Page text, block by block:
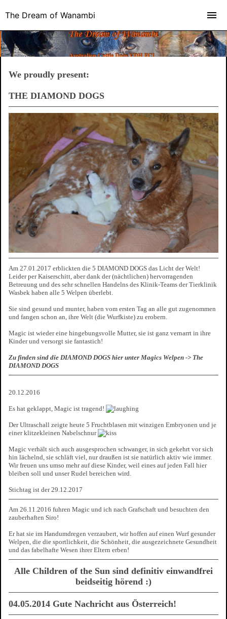
We proudly present:
THE DIAMOND DOGS
Am 27.01.2017 erblickten die 5 DIAMOND DOGS das Licht der Welt!
Leider per Kaiserschitt, aber dank der (nächtlichen) hervorragenden
Betreuung und des sehr schnellen Handelns des Klinik-Teams der Tierklinik
Wasbek haben alle 5 Welpen überlebt.
Sie sind gesund und munter, haben vom ersten Tag an alle gut zugenommen
und fangen schon an, ihre Welt (die Wurfkiste) zu erobern.
Magic ist wieder eine hingebungsvolle Mutter, sie ist ganz vernarrt in ihre
Kinder und versorgt sie fantastich!
Zu finden sind die DIAMOND DOGS hier unter Magics Welpen -> The
DIAMOND DOGS
20.12.2016
Es hat geklappt, Magic ist tragend!
Der Ultraschall zeigte heute 5 Fruchtblasen mit winzigen Embryonen und je
einer klitzekleinen Nabelschnur
Magic verhält sich auch ausgesprochen schwanger, in sich gekehrt vor sich
hin lächelnd, sie schläft viel, nur draußen ist sie natürlich aktiv wie immer.
Wir freuen uns umso mehr auf diese Kinder, weil eines auf jeden Fall hier
bleiben soll und unser Rudel bereichen wird.
Stichtag ist der 29.12.2017
Am 26.11.2016 fuhren Magic und ich nach Grafschaft und besuchten den
zauberhaften Siro!
Er hat sie im Handumdregen verzaubert, wir hoffen auf einen Wurf gesunder
Welpen, die die sportlichkeit, die Schönheit, die ausgezeichnete Gesundheit
und das fabelhafte Wesen ihrer Eltern erben!
Alle Children of the Sun sind definitiv einwandfrei
beidseitig hörend :)
04.05.2014 Gute Nachricht aus Österreich!
The Dream of Wanambi